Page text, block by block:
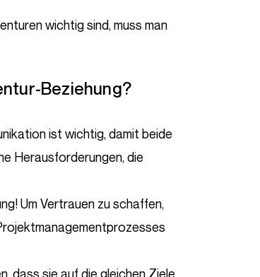
Beziehung?
ist wichtig, damit beide
Herausforderungen, die
Um Vertrauen zu schaffen,
dass sie auf die gleichen Ziele